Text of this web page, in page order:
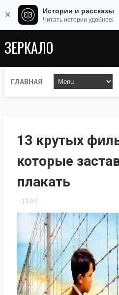
ЗЕРКАЛО
ГЛАВНАЯ
13 крутых
которые
плакать
13:04
× Истории и рассказы
Читать истории удобнее!